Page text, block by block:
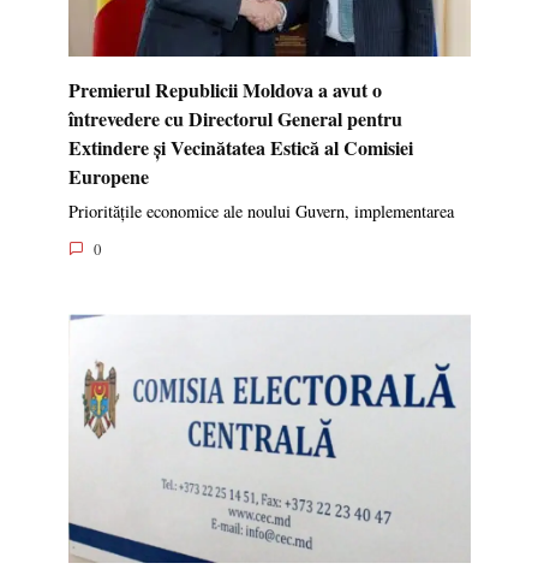
Premierul Republicii Moldova a avut o
întrevedere cu Directorul General pentru
Extindere și Vecinătatea Estică al Comisiei
Europene
Prioritățile economice ale noului Guvern, implementarea
0